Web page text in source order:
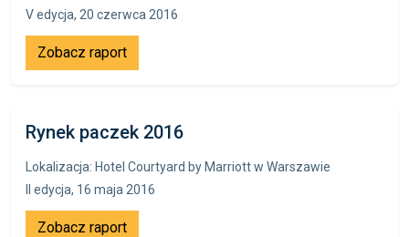
V edycja, 20 czerwca 2016
Zobacz raport
Rynek paczek 2016
Lokalizacja: Hotel Courtyard by Marriott w Warszawie
II edycja, 16 maja 2016
Zobacz raport